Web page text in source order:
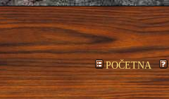
POČETNA